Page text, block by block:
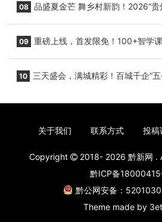
08 品盛夏金芒 舞乡村新韵！2026“贵
09 重磅上线，首发限免！100+智学
10 三天盛会，满城精彩！百城千企“
关于我们 联系方式 投稿
Copyright 2018- 2026 黔新网 .
黔ICP备18000415
黔公网安备：
Theme made by